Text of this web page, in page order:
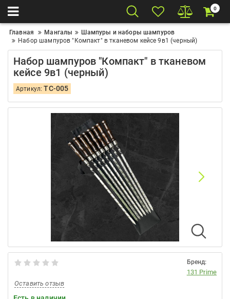
0
Главная Мангалы
Шампуры и наборы шампуров
Набор шампуров "Компакт" в тканевом кейсе 9в1 (черный)
Набор шампуров "Компакт" в тканевом
кейсе 9в1 (черный)
Артикул:TC-005
Бренд:
131 Prime
Оставить отзыв